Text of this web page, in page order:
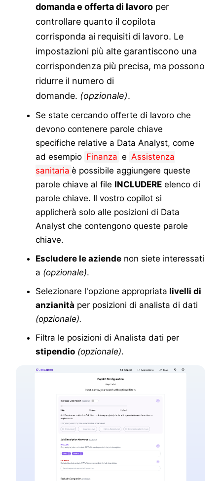
domanda e offerta di lavoro per
controllare quanto il copilota
corrisponda ai requisiti di lavoro. Le
impostazioni più alte garantiscono una
corrispondenza più precisa, ma possono
ridurre il numero di
domande. (opzionale).
Se state cercando offerte di lavoro che
devono contenere parole chiave
specifiche relative a Data Analyst, come
ad esempio Finanza e Assistenza
sanitaria è possibile aggiungere queste
parole chiave al file INCLUDERE elenco di
parole chiave. Il vostro copilot si
applicherà solo alle posizioni di Data
Analyst che contengono queste parole
chiave.
Escludere le aziende non siete interessati
a (opzionale).
Selezionare l'opzione appropriata livelli di
anzianità per posizioni di analista di dati
(opzionale).
Filtra le posizioni di Analista dati per
stipendio (opzionale).